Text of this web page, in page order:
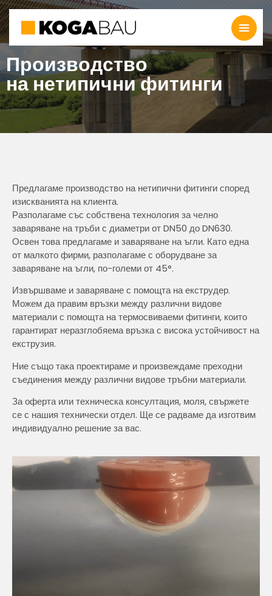
Производство
на нетипични фитинги
Предлагаме производство на нетипични фитинги според
изискванията на клиента.
Разполагаме със собствена технология за челно
заваряване на тръби с диаметри от DN50 до DN630.
Освен това предлагаме и заваряване на ъгли. Като една
от малкото фирми, разполагаме с оборудване за
заваряване на ъгли, по-големи от 45°.
Извършваме и заваряване с помощта на екструдер.
Можем да правим връзки между различни видове
материали с помощта на термосвиваеми фитинги, които
гарантират неразглобяема връзка с висока устойчивост на
екструзия.
Ние също така проектираме и произвеждаме преходни
съединения между различни видове тръбни материали.
За оферта или техническа консултация, моля, свържете
се с нашия технически отдел. Ще се радваме да изготвим
индивидуално решение за вас.